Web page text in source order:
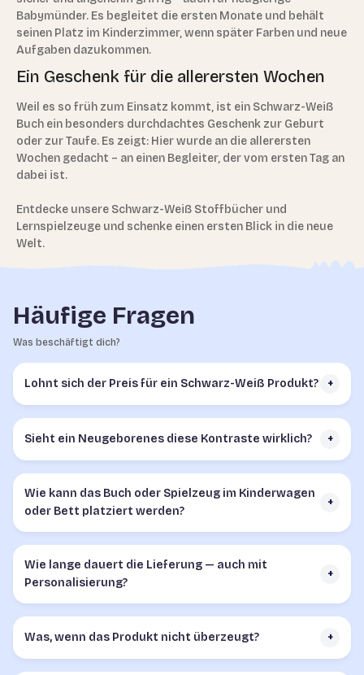
Babymünder. Es begleitet die ersten Monate und behält
seinen Platz im Kinderzimmer, wenn später Farben und neue
Aufgaben dazukommen.
Ein Geschenk für die allerersten Wochen
Weil es so früh zum Einsatz kommt, ist ein Schwarz-Weiß
Buch ein besonders durchdachtes Geschenk zur Geburt
oder zur Taufe. Es zeigt: Hier wurde an die allerersten
Wochen gedacht – an einen Begleiter, der vom ersten Tag an
dabei ist.
Entdecke unsere Schwarz-Weiß Stoffbücher und
Lernspielzeuge und schenke einen ersten Blick in die neue
Welt.
Häufige Fragen
Was beschäftigt dich?
Lohnt sich der Preis für ein Schwarz-Weiß Produkt? +
Sieht ein Neugeborenes diese Kontraste wirklich? +
Wie kann das Buch oder Spielzeug im Kinderwagen
oder Bett platziert werden?
+
Wie lange dauert die Lieferung — auch mit
Personalisierung?
+
Was, wenn das Produkt nicht überzeugt? +